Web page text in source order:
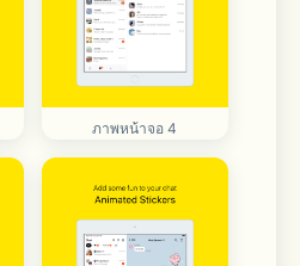
ภาพหน้าจอ 4